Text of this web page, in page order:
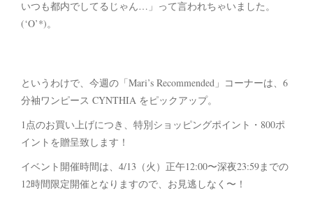
いつも都内でしてるじゃん…」って言われちゃいました。
(‘O’*)。
というわけで、今週の「Mari’s Recommended」コーナーは、6
分袖ワンピース CYNTHIA をピックアップ。
1点のお買い上げにつき、特別ショッピングポイント・800ポ
イントを贈呈致します！
イベント開催時間は、4/13（火）正午12:00〜深夜23:59までの
12時間限定開催となりますので、お見逃しなく〜！